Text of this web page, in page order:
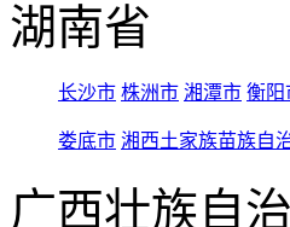
湖南省
长沙市 株洲市 湘潭市 衡阳
娄底市 湘西土家族苗族自
广西壮族自